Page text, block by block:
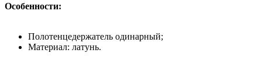
Особенности:
Полотенцедержатель одинарный;
Материал: латунь.